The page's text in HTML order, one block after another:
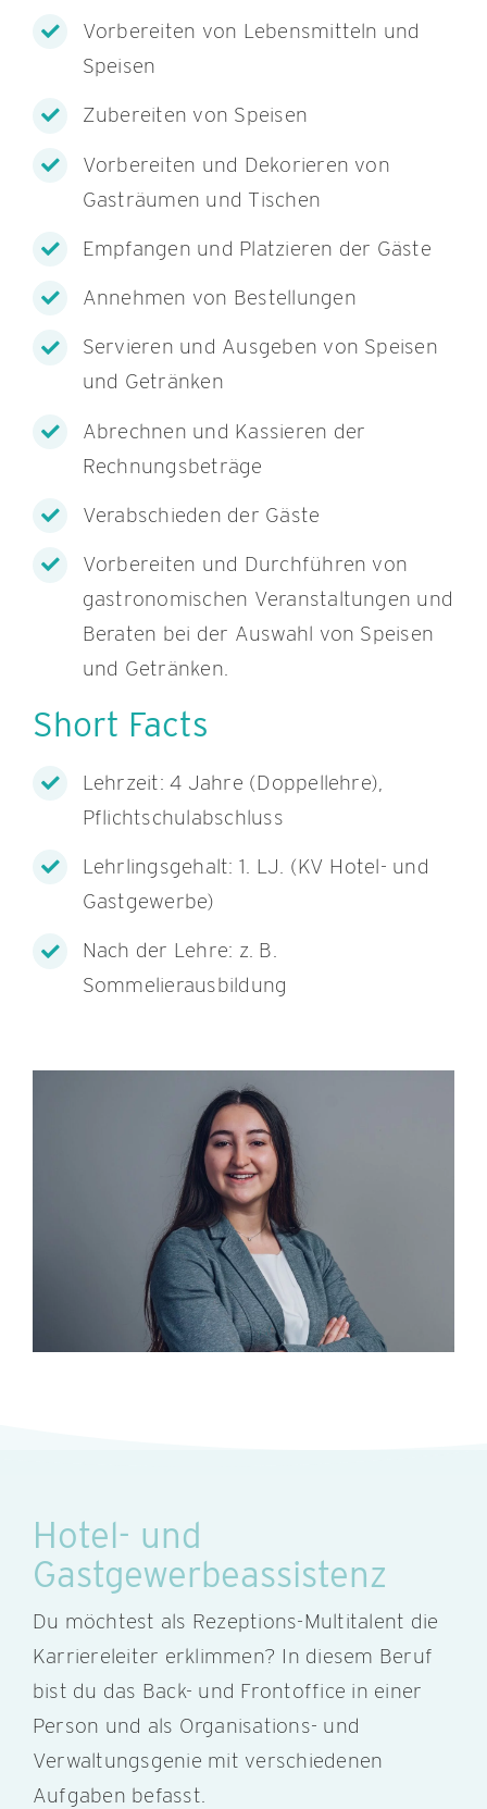
Vorbereiten von Lebensmitteln und
Speisen
Zubereiten von Speisen
Vorbereiten und Dekorieren von
Gasträumen und Tischen
Empfangen und Platzieren der Gäste
Annehmen von Bestellungen
Servieren und Ausgeben von Speisen
und Getränken
Abrechnen und Kassieren der
Rechnungsbeträge
Verabschieden der Gäste
Vorbereiten und Durchführen von
gastronomischen Veranstaltungen und
Beraten bei der Auswahl von Speisen
und Getränken.
Short Facts
Lehrzeit: 4 Jahre (Doppellehre),
Pflichtschulabschluss
Lehrlingsgehalt: 1. LJ. (KV Hotel- und
Gastgewerbe)
Nach der Lehre: z. B.
Sommelierausbildung
Hotel- und
Gastgewerbeassistenz
Du möchtest als Rezeptions-Multitalent die
Karriereleiter erklimmen? In diesem Beruf
bist du das Back- und Frontoffice in einer
Person und als Organisations- und
Verwaltungsgenie mit verschiedenen
Aufgaben befasst.